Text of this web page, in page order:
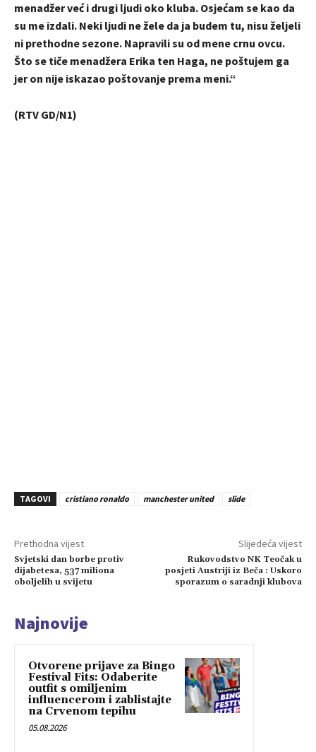
menadžer već i drugi ljudi oko kluba. Osjećam se kao da
su me izdali. Neki ljudi ne žele da ja budem tu, nisu željeli
ni prethodne sezone. Napravili su od mene crnu ovcu.
Što se tiče menadžera Erika ten Haga, ne poštujem ga
jer on nije iskazao poštovanje prema meni.“
(RTV GD/N1)
TAGOVI cristiano ronaldo manchester united slide
Prethodna vijest
Svjetski dan borbe protiv
dijabetesa, 537 miliona
oboljelih u svijetu
Slijedeća vijest
Rukovodstvo NK Teočak u
posjeti Austriji iz Beča : Uskoro
sporazum o saradnji klubova
Najnovije
Otvorene prijave za Bingo
Festival Fits: Odaberite
outfit s omiljenim
influencerom i zablistajte
na Crvenom tepihu
05.08.2026